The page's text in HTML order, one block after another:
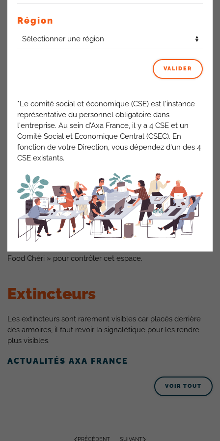
Le nettoyage a fait l’objet d’une passation entre l’ancien et le
contrôles qualité sont en place et le problème devrait être
résolu.
L’accès au parking et les revêtements sont gérés par la
copropriété, nous restons en lien avec le gestionnaire du
bâtiment.
Nous n’avons aucune de visibilité concernant la fin des
travaux dans la zone parking
Restauration- Denrées
périmées
Dans l’espace restauration, des denrées périmées ont été
Food Chéri » pour contrôler cet espace.
Extincteurs
Les extincteurs sont rarement visibles car placés derrière
des armoires, il faut revoir la signalétique pour les rendre
plus visibles.
ACTUALITÉS AXA FRANCE
VOIR TOUT
PRÉCÉDENT SUIVANT
Région
VALIDER
*Le comité social et économique (CSE) est l'instance
représentative du personnel obligatoire dans
l'entreprise. Au sein d'Axa France, il y a 4 CSE et un
Comité Social et Economique Central (CSEC). En
fonction de votre Direction, vous dépendez d'un des 4
CSE existants.